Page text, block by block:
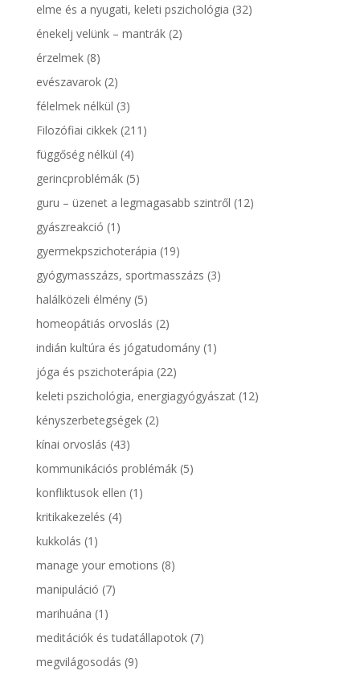
elme és a nyugati, keleti pszichológia (32)
énekelj velünk – mantrák(2)
érzelmek(8)
evészavarok(2)
félelmek nélkül (3)
Filozófiai cikkek(211)
függőség nélkül (4)
gerincproblémák(5)
guru – üzenet a legmagasabb szintről (12)
gyászreakció (1)
gyermekpszichoterápia (19)
gyógymasszázs, sportmasszázs (3)
halálközeli élmény(5)
homeopátiás orvoslás (2)
indián kultúra és jógatudomány(1)
jóga és pszichoterápia (22)
keleti pszichológia, energiagyógyászat(12)
kényszerbetegségek(2)
kínai orvoslás (43)
kommunikációs problémák(5)
konfliktusok ellen (1)
kritikakezelés (4)
kukkolás (1)
manage your emotions (8)
manipuláció (7)
marihuána (1)
meditációk és tudatállapotok(7)
megvilágosodás (9)